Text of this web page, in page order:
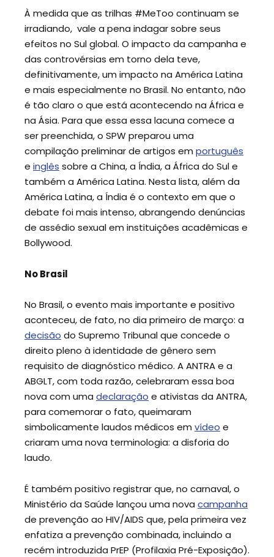
À medida que as trilhas #MeToo continuam se
irradiando, vale a pena indagar sobre seus
efeitos no Sul global. O impacto da campanha e
das controvérsias em torno dela teve,
definitivamente, um impacto na América Latina
e mais especialmente no Brasil. No entanto, não
é tão claro o que está acontecendo na África e
na Ásia. Para que essa essa lacuna comece a
ser preenchida, o SPW preparou uma
compilação preliminar de artigos em português
e inglês sobre a China, a Índia, a África do Sul e
também a América Latina. Nesta lista, além da
América Latina, a Índia é o contexto em que o
debate foi mais intenso, abrangendo denúncias
de assédio sexual em instituições acadêmicas e
Bollywood.
No Brasil
No Brasil, o evento mais importante e positivo
aconteceu, de fato, no dia primeiro de março: a
decisão do Supremo Tribunal que concede o
direito pleno à identidade de gênero sem
requisito de diagnóstico médico. A ANTRA e a
ABGLT, com toda razão, celebraram essa boa
nova com uma declaração e ativistas da ANTRA,
para comemorar o fato, queimaram
simbolicamente laudos médicos em vídeo e
criaram uma nova terminologia: a disforia do
laudo.
É também positivo registrar que, no carnaval, o
Ministério da Saúde lançou uma nova campanha
de prevenção ao HIV/AIDS que, pela primeira vez
enfatiza a prevenção combinada, incluindo a
recém introduzida PrEP (Profilaxia Pré-Exposição).